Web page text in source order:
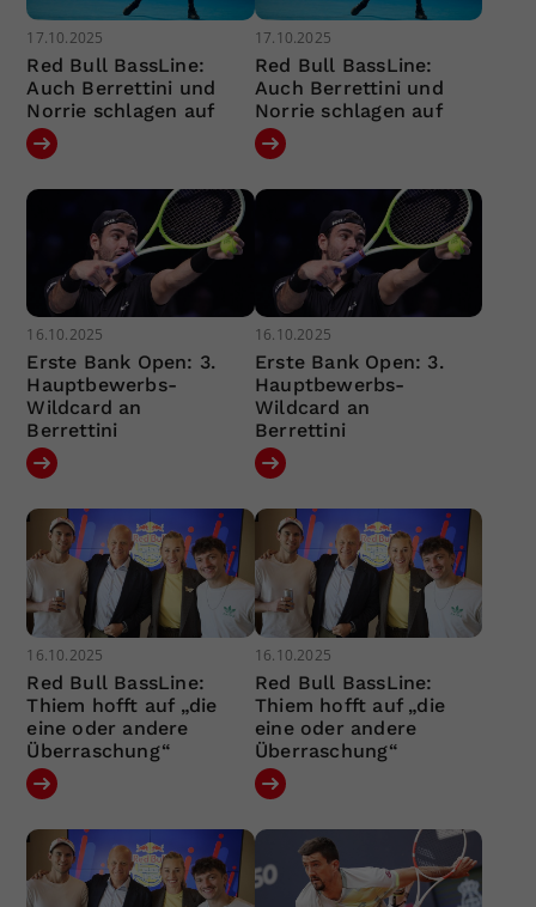
17.10.2025
Red Bull BassLine:
Auch Berrettini und
Norrie schlagen auf
17.10.2025
Red Bull BassLine:
Auch Berrettini und
Norrie schlagen auf
16.10.2025
Erste Bank Open: 3.
Hauptbewerbs-
Wildcard an
Berrettini
16.10.2025
Erste Bank Open: 3.
Hauptbewerbs-
Wildcard an
Berrettini
16.10.2025
Red Bull BassLine:
Thiem hofft auf „die
eine oder andere
Überraschung“
16.10.2025
Red Bull BassLine:
Thiem hofft auf „die
eine oder andere
Überraschung“